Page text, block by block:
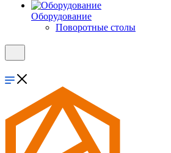
Оборудование
Поворотные столы